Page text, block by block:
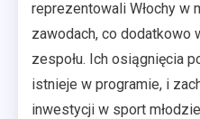
reprezentowali Włochy w
zawodach, co dodatkowo
zespołu. Ich osiągnięcia
istnieje w programie, i
inwestycji w sport